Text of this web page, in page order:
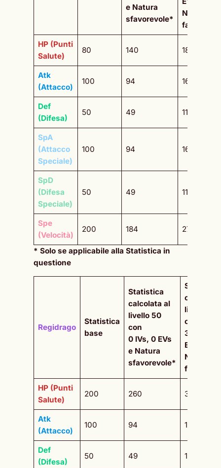
e Natura
sfavorevole*
Natura
HP (Punti
Salute)
80 140 187
Atk
(Attacco)
100 94 167
Def
(Difesa)
50 49 112
SpA
(Attacco
Speciale)
100 94 167
SpD
(Difesa
Speciale)
50 49 112
Spe
(Velocità)
200 184 277
* Solo se applicabile alla Statistica in
questione
Regidrago
Statistica
base
Statistica
calcolata al
livello 50
con
0 IVs, 0 EVs
e Natura
sfavorevole*
Statistica
calcolata
livello 50
con
31 IVs,
EVs e
Natura
HP (Punti
Salute)
200 260 307
Atk
(Attacco)
100 94 167
Def
(Difesa)
50 49 112